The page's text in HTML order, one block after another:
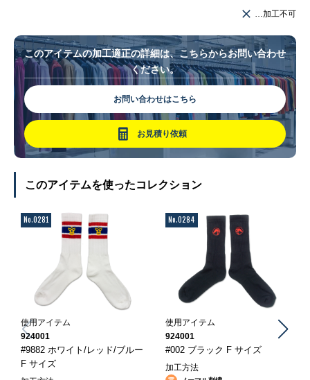
…加工不可
このアイテムの加工適正の詳細は、こちらからお問い合わせ
ください。
お問い合わせはこちら
お見積り依頼
このアイテムを使ったコレクション
No.0281
使用アイテム
924001
#9882 ホワイト/レッド/ブルー
F サイズ
No.0284
使用アイテム
924001
#002 ブラック F サイズ
加工方法